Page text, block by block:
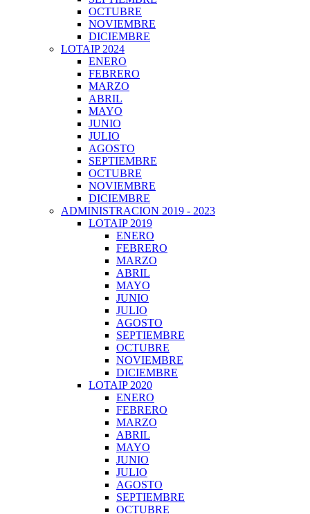
OCTUBRE
NOVIEMBRE
DICIEMBRE
LOTAIP 2024
ENERO
FEBRERO
MARZO
ABRIL
MAYO
JUNIO
JULIO
AGOSTO
SEPTIEMBRE
OCTUBRE
NOVIEMBRE
DICIEMBRE
ADMINISTRACION 2019 - 2023
LOTAIP 2019
ENERO
FEBRERO
MARZO
ABRIL
MAYO
JUNIO
JULIO
AGOSTO
SEPTIEMBRE
OCTUBRE
NOVIEMBRE
DICIEMBRE
LOTAIP 2020
ENERO
FEBRERO
MARZO
ABRIL
MAYO
JUNIO
JULIO
AGOSTO
SEPTIEMBRE
OCTUBRE